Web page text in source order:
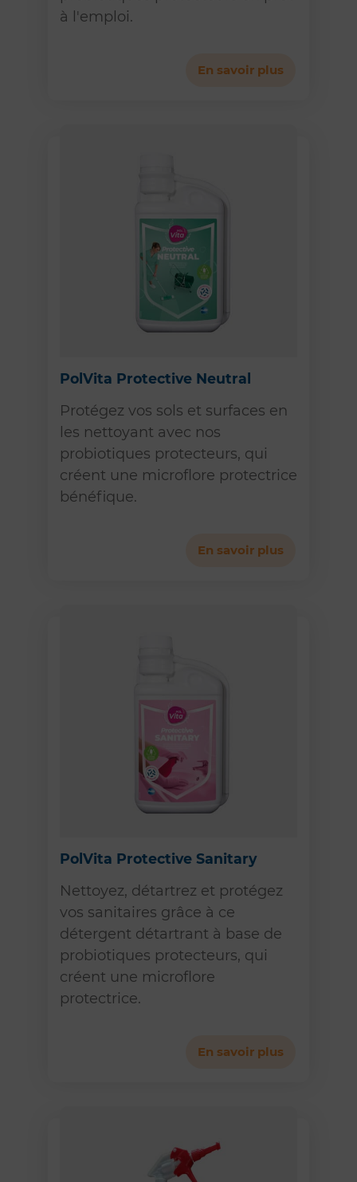
à l'emploi.
En savoir plus
PolVita Protective Neutral
Protégez vos sols et surfaces en
les nettoyant avec nos
probiotiques protecteurs, qui
créent une microflore protectrice
bénéfique.
En savoir plus
PolVita Protective Sanitary
Nettoyez, détartrez et protégez
vos sanitaires grâce à ce
détergent détartrant à base de
probiotiques protecteurs, qui
créent une microflore
protectrice.
En savoir plus